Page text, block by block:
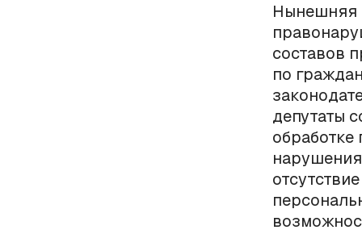
Нынешняя
составов
по
депутаты
обработке